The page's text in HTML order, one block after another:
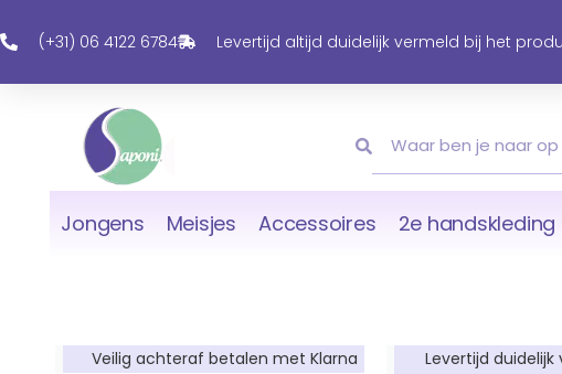
Naar
Inhoud
(+31) 06 4122 6784 Levertijd altijd duidelijk vermeld bij het
Jongens Meisjes Accessoires 2e handskleding
Veilig achteraf betalen met Klarna
Levertijd